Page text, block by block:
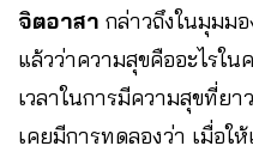
จิตอาสา กล่าวถึงในมุมม
แล้วว่าความสุขคืออะไรใน
เวลาในการมีความสุขที่ย
เคยมีการทดลองว่า เมื่อใ